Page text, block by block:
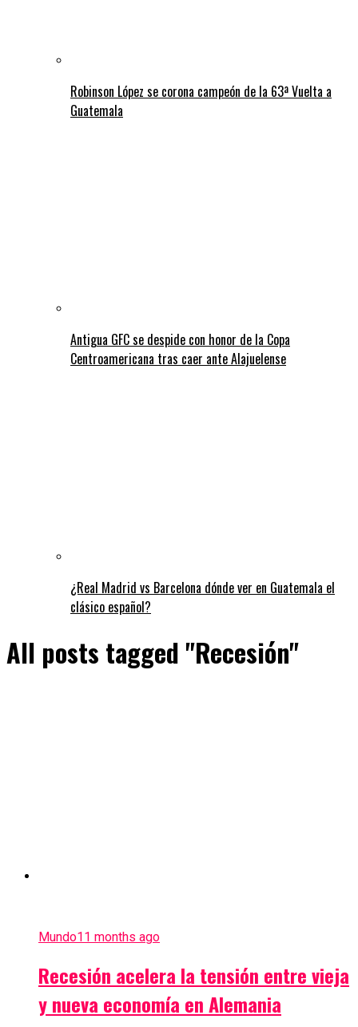
Robinson López se corona campeón de la 63ª Vuelta a
Guatemala
Antigua GFC se despide con honor de la Copa
Centroamericana tras caer ante Alajuelense
¿Real Madrid vs Barcelona dónde ver en Guatemala el
clásico español?
All posts tagged "Recesión"
Mundo11 months ago
Recesión acelera la tensión entre vieja
y nueva economía en Alemania